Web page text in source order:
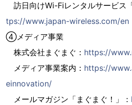
訪日向けWi-Fiレンタルサービス
tps://www.japan-wireless.com/en
④メディア事業
株式会社まぐまぐ： https://
メディア事業案内： https://
einnovation/
メールマガジン「まぐまぐ！」：